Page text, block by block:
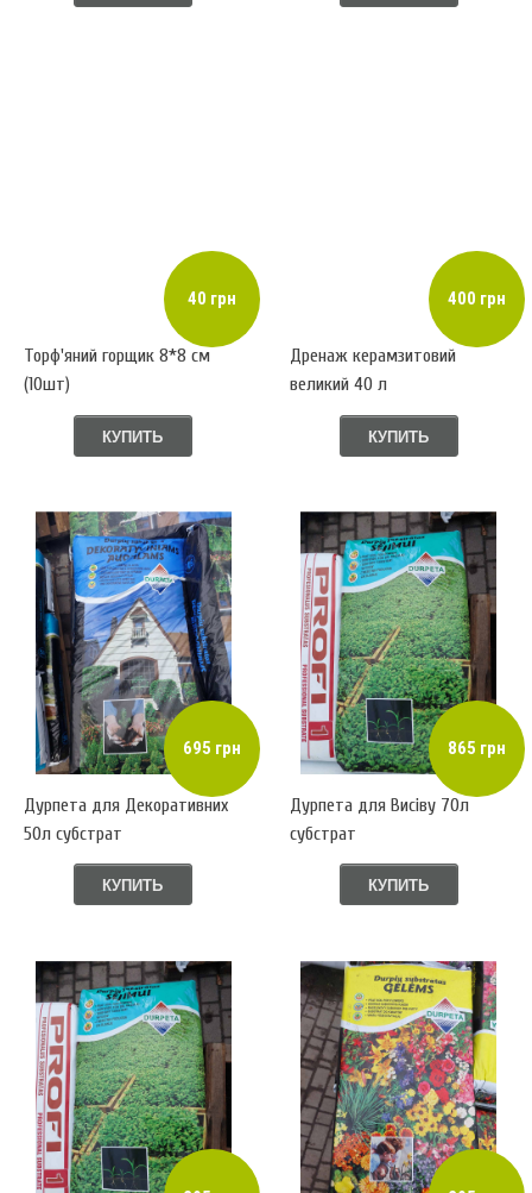
40 грн
Торф'яний горщик 8*8 см
(10шт)
КУПИТЬ
400 грн
Дренаж керамзитовий
великий 40 л
КУПИТЬ
695 грн
Дурпета для Декоративних
50л субстрат
КУПИТЬ
865 грн
Дурпета для Висіву 70л
субстрат
КУПИТЬ